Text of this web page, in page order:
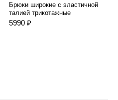
Брюки широкие с эластичной
талией трикотажные
5990 ₽